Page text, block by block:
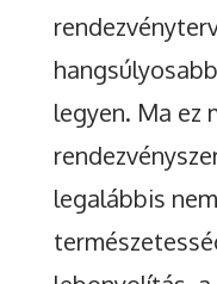
legyen. Ma ez
legalábbis